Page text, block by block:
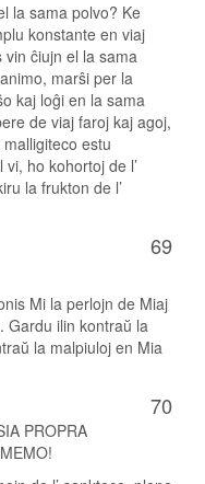
la sama polvo? Ke
konstante en viaj
vin ĉiujn el la sama
marŝi per la
kaj loĝi en la sama
de viaj faroj kaj agoj,
estu
ho kohortoj de l’
la frukton de l’
69
Mi la perlojn de Miaj
Gardu ilin kontraŭ la
la malpiuloj en Mia
70
PROPRA